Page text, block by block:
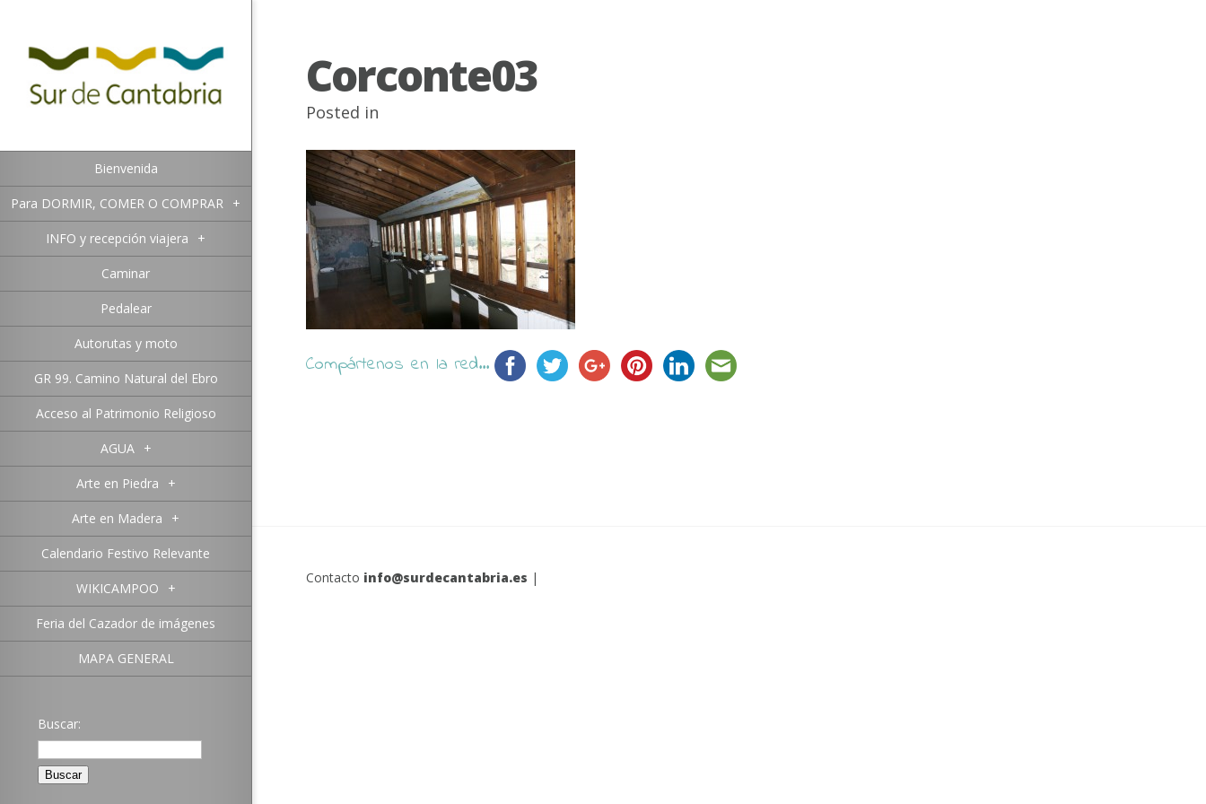
Bienvenida
Para DORMIR, COMER O COMPRAR +
INFO y recepción viajera +
Caminar
Pedalear
Autorutas y moto
GR 99. Camino Natural del Ebro
Acceso al Patrimonio Religioso
AGUA +
Arte en Piedra +
Arte en Madera +
Calendario Festivo Relevante
WIKICAMPOO +
Feria del Cazador de imágenes
MAPA GENERAL
Buscar:
Corconte03
Posted in
Compártenos en la red...
Contacto info@surdecantabria.es |